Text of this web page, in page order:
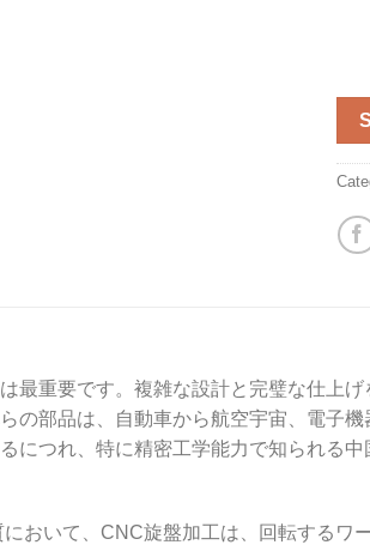
最重要です。複雑な設計と完璧な仕上
の部品は、自動車から航空宇宙、電子
につれ、特に精密工学能力で知られる
おいて、CNC旋盤加工は、回転するワ